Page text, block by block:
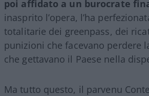
poi affidato a un burocrate
inasprito l’opera, l’ha
totalitarie dei greenpass, dei
punizioni che facevano perdere
che gettavano il Paese nella
Ma tutto questo, il parvenu